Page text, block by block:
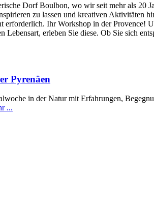
Dorf Boulbon, wo wir seit mehr als 20
zu lassen und kreativen Aktivitäten
erforderlich. Ihr Workshop in der Provence!
erleben Sie diese. Ob Sie sich
Pyrenäen
in der Natur mit Erfahrungen,
...